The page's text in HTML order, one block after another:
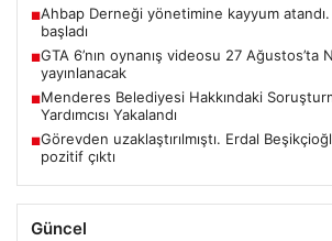
■Ahbap Derneği yönetimine kayyum
başladı
■GTA 6’nın oynanış videosu 27 Ağustos’ta
yayınlanacak
■Menderes Belediyesi Hakkındaki
Yardımcısı Yakalandı
■Görevden uzaklaştırılmıştı. Erdal
pozitif çıktı
Güncel